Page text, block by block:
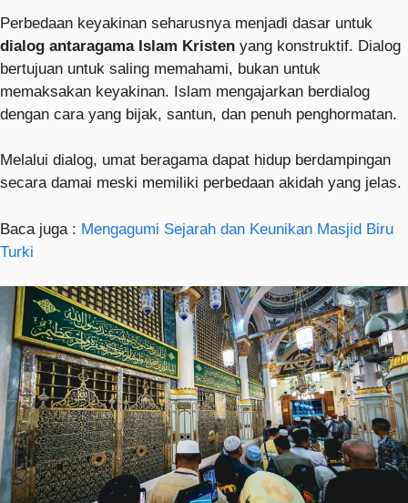
Perbedaan keyakinan seharusnya menjadi dasar untuk
dialog antaragama Islam Kristen yang konstruktif. Dialog
bertujuan untuk saling memahami, bukan untuk
memaksakan keyakinan. Islam mengajarkan berdialog
dengan cara yang bijak, santun, dan penuh penghormatan.
Melalui dialog, umat beragama dapat hidup berdampingan
secara damai meski memiliki perbedaan akidah yang jelas.
Baca juga : Mengagumi Sejarah dan Keunikan Masjid Biru
Turki